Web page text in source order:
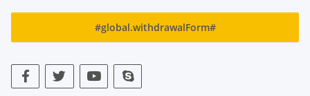
#global.withdrawalForm#